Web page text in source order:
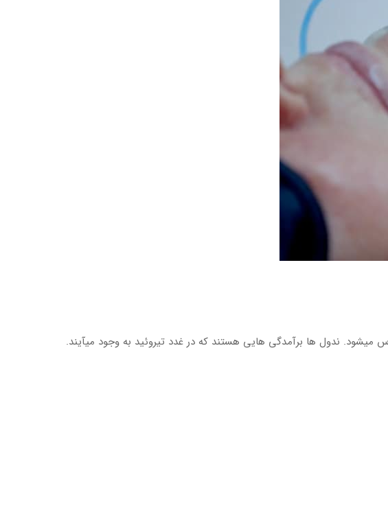
میشود. ندول ها برآمدگی هایی هستند که در غدد تیروئید به وجود میآیند.